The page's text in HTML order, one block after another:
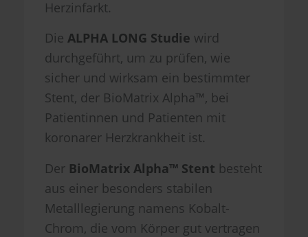
Herzinfarkt.
Die ALPHA LONG Studie wird
durchgeführt, um zu prüfen, wie
sicher und wirksam ein bestimmter
Stent, der BioMatrix Alpha™, bei
Patientinnen und Patienten mit
koronarer Herzkrankheit ist.
Der BioMatrix Alpha™ Stent besteht
aus einer besonders stabilen
Metalllegierung namens Kobalt-
Chrom, die vom Körper gut vertragen